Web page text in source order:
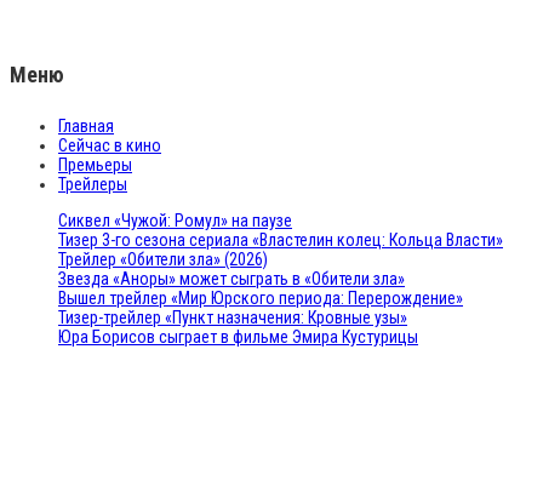
Меню
Главная
Сейчас в кино
Премьеры
Трейлеры
Сиквел «Чужой: Ромул» на паузе
Тизер 3-го сезона сериала «Властелин колец: Кольца Власти»
Трейлер «Обители зла» (2026)
Звезда «Аноры» может сыграть в «Обители зла»
Вышел трейлер «Мир Юрского периода: Перерождение»
Тизер-трейлер «Пункт назначения: Кровные узы»
Юра Борисов сыграет в фильме Эмира Кустурицы